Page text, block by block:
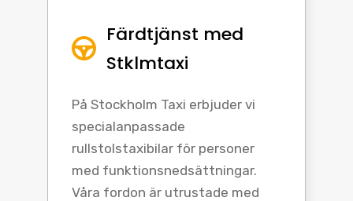
Färdtjänst med
Stklmtaxi
På Stockholm Taxi erbjuder vi
specialanpassade
rullstolstaxibilar för personer
med funktionsnedsättningar.
Våra fordon är utrustade med